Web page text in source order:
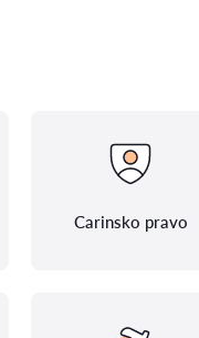
Carinsko pravo